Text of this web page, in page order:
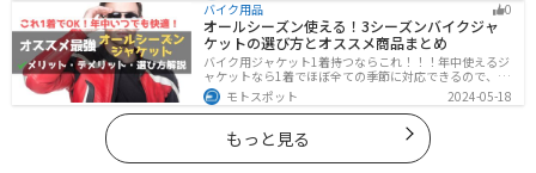
いる人はぜひ参考にしてください。
バイク用品
0
オールシーズン使える！3シーズンバイクジャ
ケットの選び方とオススメ商品まとめ
バイク用ジャケット1着持つならこれ！！！年中使えるジ
ャケットなら1着でほぼ全ての季節に対応できるので、出
費も抑えられます。真夏や真冬など極端な季節に乗る場
合は専用ジャケットがあるとより快適になるのでツーリ
ングスタイルに合わせて検討してください。
モトスポット 2024-05-18
もっと見る